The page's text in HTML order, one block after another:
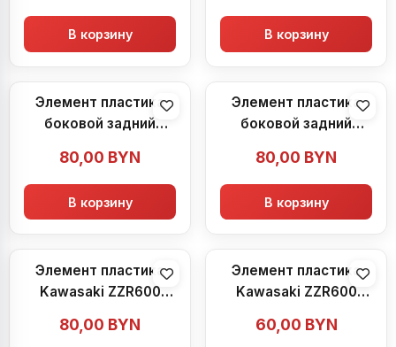
В корзину В корзину
Элемент пластика
боковой задний
(1990-1992)
80,00 BYN
В корзину
Элемент пластика
боковой задний
(1990-1992)
80,00 BYN
В корзину
Элемент пластика
Kawasaki ZZR600
80,00 BYN
Элемент пластика
Kawasaki ZZR600
60,00 BYN